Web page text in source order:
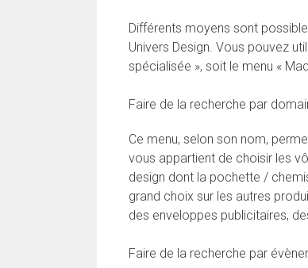
Différents moyens sont
Univers Design. Vous pouvez
spécialisée », soit le menu «
Faire de la recherche par
Ce menu, selon son nom,
vous appartient de choisir les
design dont la pochette /
grand choix sur les autres
des enveloppes publicitaires,
Faire de la recherche par